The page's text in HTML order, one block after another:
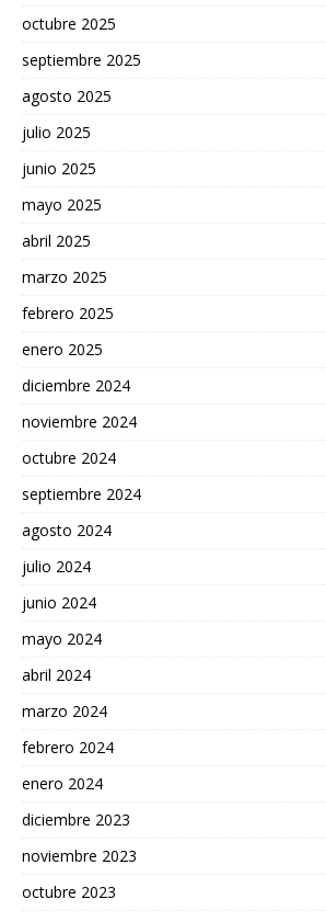
octubre 2025
septiembre 2025
agosto 2025
julio 2025
junio 2025
mayo 2025
abril 2025
marzo 2025
febrero 2025
enero 2025
diciembre 2024
noviembre 2024
octubre 2024
septiembre 2024
agosto 2024
julio 2024
junio 2024
mayo 2024
abril 2024
marzo 2024
febrero 2024
enero 2024
diciembre 2023
noviembre 2023
octubre 2023